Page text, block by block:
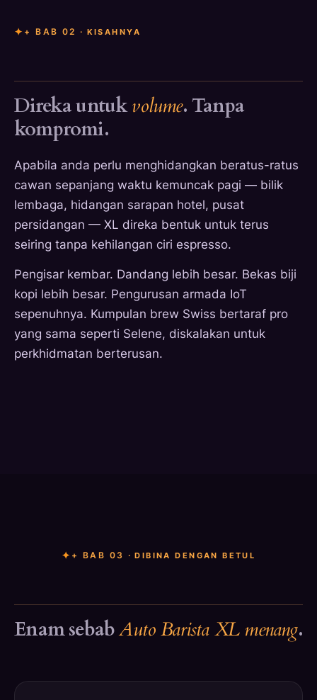
+ BAB 02 · KISAHNYA
Direka untukvolume. Tanpa
kompromi.
Apabila anda perlu menghidangkan beratus-ratus
cawan sepanjang waktu kemuncak pagi — bilik
lembaga, hidangan sarapan hotel, pusat
persidangan — XL direka bentuk untuk terus
seiring tanpa kehilangan ciri espresso.
Pengisar kembar. Dandang lebih besar. Bekas biji
kopi lebih besar. Pengurusan armada IoT
sepenuhnya. Kumpulan brew Swiss bertaraf pro
yang sama seperti Selene, diskalakan untuk
perkhidmatan berterusan.
+ BAB 03 · DIBINA DENGAN BETUL
Enam sebabAuto Barista XL menang.